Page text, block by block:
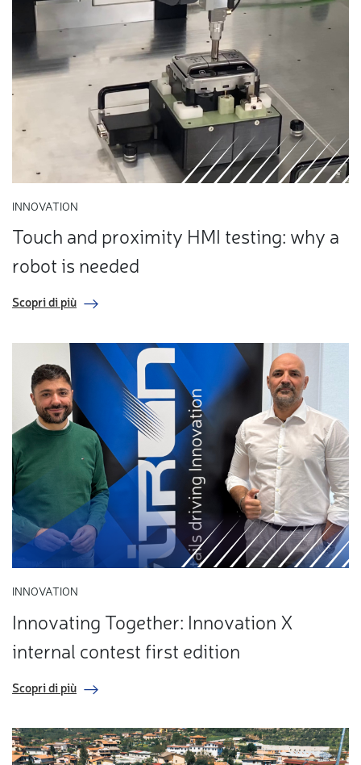
INNOVATION
Touch and proximity HMI testing: why a
robot is needed
Scopri di più
INNOVATION
Innovating Together: Innovation X
internal contest first edition
Scopri di più